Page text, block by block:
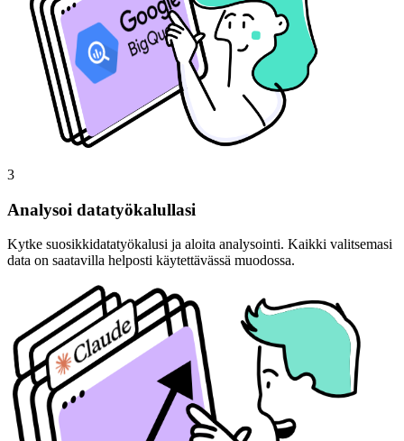
3
Analysoi datatyökalullasi
Kytke suosikkidatatyökalusi ja aloita analysointi. Kaikki valitsemasi
data on saatavilla helposti käytettävässä muodossa.